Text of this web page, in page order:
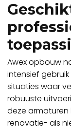
Awex opbouw
intensief
situaties waar
robuuste
deze
renovatie- als